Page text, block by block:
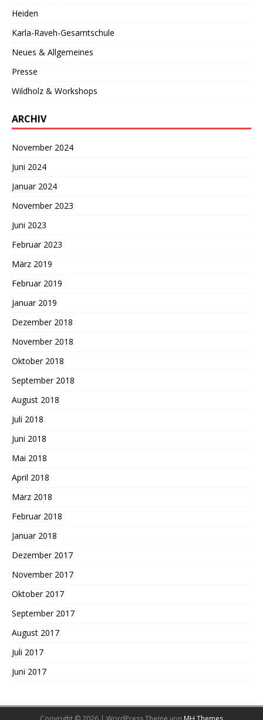
Heiden
Karla-Raveh-Gesamtschule
Neues & Allgemeines
Presse
Wildholz & Workshops
ARCHIV
November 2024
Juni 2024
Januar 2024
November 2023
Juni 2023
Februar 2023
März 2019
Februar 2019
Januar 2019
Dezember 2018
November 2018
Oktober 2018
September 2018
August 2018
Juli 2018
Juni 2018
Mai 2018
April 2018
März 2018
Februar 2018
Januar 2018
Dezember 2017
November 2017
Oktober 2017
September 2017
August 2017
Juli 2017
Juni 2017